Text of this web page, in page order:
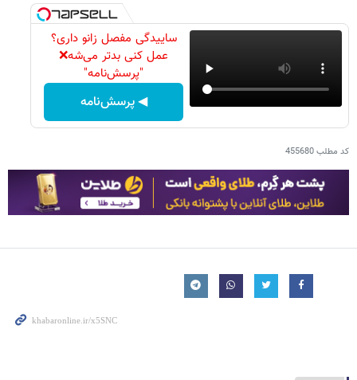
ساییدگی مفصل زانو داری؟
عمل کنی بدتر می‌شه❌
"پرسش‌نامه"
◀ پرسش‌نامه
کد مطلب455680